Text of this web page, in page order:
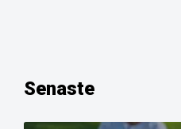
Senaste